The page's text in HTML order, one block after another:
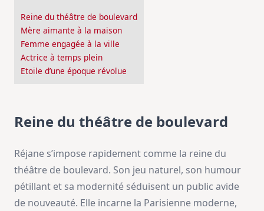
Reine du théâtre de boulevard
Mère aimante à la maison
Femme engagée à la ville
Actrice à temps plein
Etoile d’une époque révolue
Reine du théâtre de boulevard
Réjane s’impose rapidement comme la reine du
théâtre de boulevard. Son jeu naturel, son humour
pétillant et sa modernité séduisent un public avide
de nouveauté. Elle incarne la Parisienne moderne,